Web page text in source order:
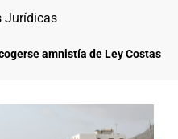
Jurídicas
amnistía de Ley Costas